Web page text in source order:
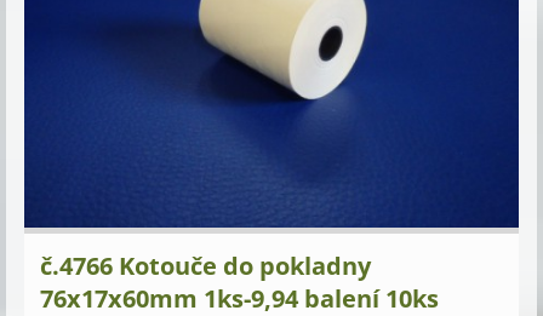
č.4766 Kotouče do pokladny
76x17x60mm 1ks-9,94 balení 10ks